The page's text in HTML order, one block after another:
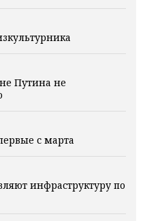
Путина не
с марта
инфраструктуру по